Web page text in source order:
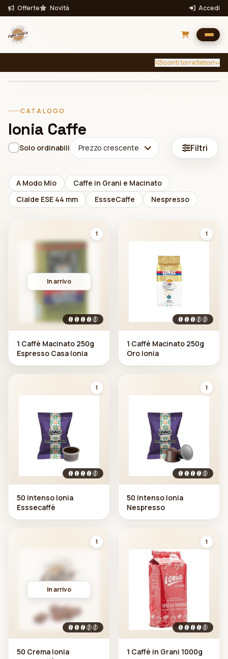
Offerte Novità Accedi
Sconti torrefattori
Bevande Filtra
CATALOGO
Ionia Caffe
Solo ordinabili Prezzo crescente Filtri
A Modo Mio
Caffe in Grani e Macinato
Cialde ESE 44 mm
EssseCaffe Nespresso
1
In arrivo
1 Caffè Macinato 250g
Espresso Casa Ionia
1
1 Caffè Macinato 250g
Oro Ionia
1
50 Intenso Ionia
Esssecaffè
1
50 Intenso Ionia
Nespresso
1
In arrivo
50 Crema Ionia
1
1 Caffè in Grani 1000g